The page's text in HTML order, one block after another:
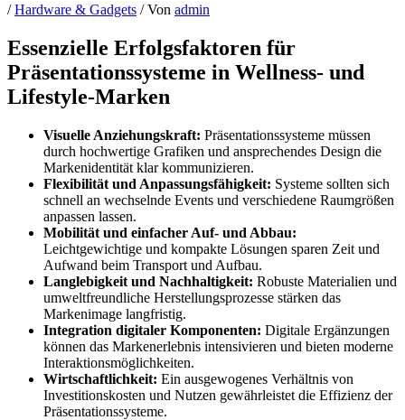
/Hardware & Gadgets / Von admin
Essenzielle Erfolgsfaktoren für
Präsentationssysteme in Wellness- und
Lifestyle-Marken
Visuelle Anziehungskraft: Präsentationssysteme müssen
durch hochwertige Grafiken und ansprechendes Design die
Markenidentität klar kommunizieren.
Flexibilität und Anpassungsfähigkeit: Systeme sollten sich
schnell an wechselnde Events und verschiedene Raumgrößen
anpassen lassen.
Mobilität und einfacher Auf- und Abbau:
Leichtgewichtige und kompakte Lösungen sparen Zeit und
Aufwand beim Transport und Aufbau.
Langlebigkeit und Nachhaltigkeit: Robuste Materialien und
umweltfreundliche Herstellungsprozesse stärken das
Markenimage langfristig.
Integration digitaler Komponenten: Digitale Ergänzungen
können das Markenerlebnis intensivieren und bieten moderne
Interaktionsmöglichkeiten.
Wirtschaftlichkeit: Ein ausgewogenes Verhältnis von
Investitionskosten und Nutzen gewährleistet die Effizienz der
Präsentationssysteme.